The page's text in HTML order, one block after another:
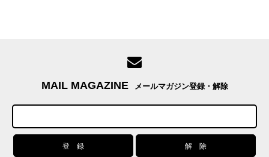
MAIL MAGAZINE メールマガジン登録・解除